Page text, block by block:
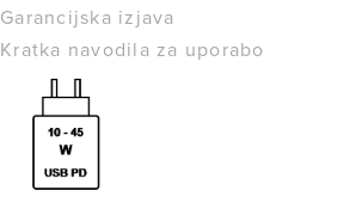
Garancijska izjava
Kratka navodila za uporabo